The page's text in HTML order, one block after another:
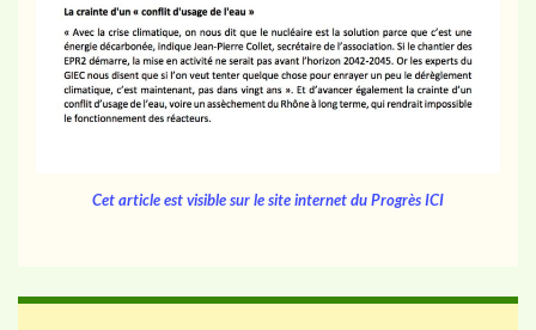
Cet article est visible sur le site internet du Progrès ICI